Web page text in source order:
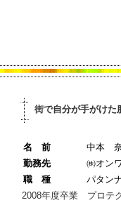
街で自分が手がけた
名 前
中本
勤務先
㈱オン
職 種
パタン
2008年度卒業 プロテ